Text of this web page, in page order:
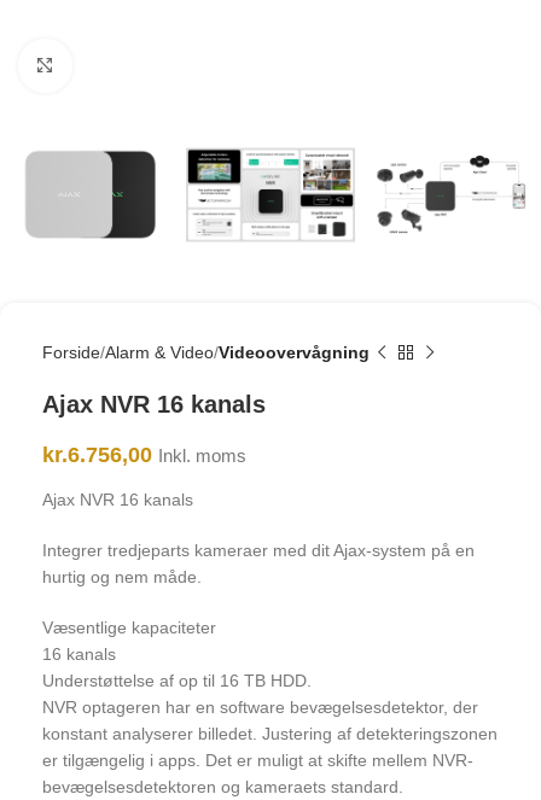
Forside Alarm & Video Videoovervågning
Ajax NVR 16 kanals
kr.6.756,00 Inkl. moms
Ajax NVR 16 kanals
Integrer tredjeparts kameraer med dit Ajax-system på en
hurtig og nem måde.
Væsentlige kapaciteter
16 kanals
Understøttelse af op til 16 TB HDD.
NVR optageren har en software bevægelsesdetektor, der
konstant analyserer billedet. Justering af detekteringszonen
er tilgængelig i apps. Det er muligt at skifte mellem NVR-
bevægelsesdetektoren og kameraets standard.